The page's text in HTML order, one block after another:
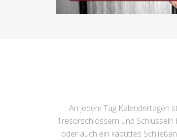
An jedem Tag Kalendertagen
Tresorschlössern und
oder auch ein kaputtes